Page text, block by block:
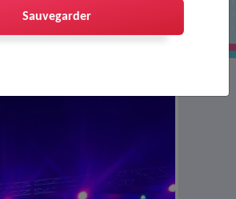
Sauvegarder